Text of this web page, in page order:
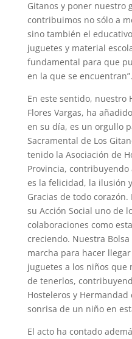
Gitanos y poner nuestro
contribuimos no sólo a
sino también el
juguetes y material
fundamental para que
en la que se encuentran”.
En este sentido, nuestro
Flores Vargas, ha
en su día, es un orgullo
Sacramental de Los
tenido la Asociación de
Provincia,
es la felicidad, la ilusión
Gracias de todo
su Acción Social uno de
colaboraciones como
creciendo. Nuestra
marcha para hacer
juguetes a los niños
de tenerlos,
Hosteleros y
sonrisa de un niño en
El acto ha contado